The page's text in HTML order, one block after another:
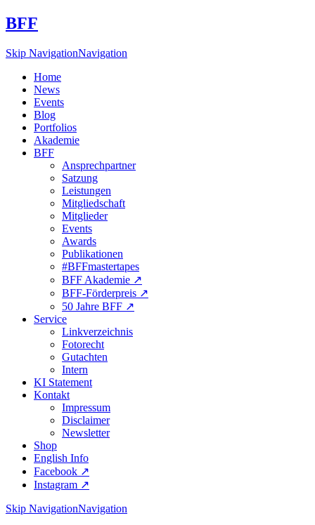
BFF
Skip NavigationNavigation
Home
News
Events
Blog
Portfolios
Akademie
BFF
Ansprechpartner
Satzung
Leistungen
Mitgliedschaft
Mitglieder
Events
Awards
Publikationen
#BFFmastertapes
BFF Akademie ↗︎
BFF-Förderpreis ↗︎
50 Jahre BFF ↗︎
Service
Linkverzeichnis
Fotorecht
Gutachten
Intern
KI Statement
Kontakt
Impressum
Disclaimer
Newsletter
Shop
English Info
Facebook ↗︎
Instagram ↗︎
Skip NavigationNavigation